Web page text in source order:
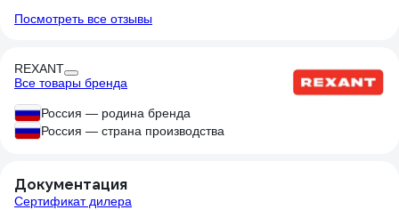
Посмотреть все отзывы
REXANT
Все товары бренда
Россия — родина бренда
Россия — страна производства
Документация
Сертификат дилера